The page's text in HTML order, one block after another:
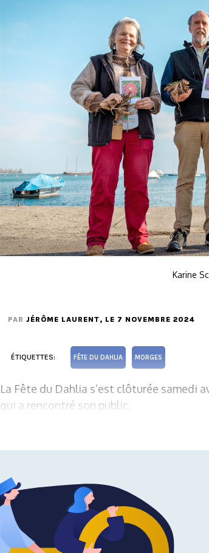
Karine
PAR JÉRÔME LAURENT, LE 7 NOVEMBRE 2024
ÉTIQUETTES: FÊTE DU DAHLIA MORGES
La Fête du Dahlia s’est clôturée samedi
qui a rencontré son public.